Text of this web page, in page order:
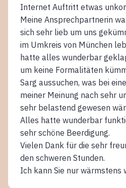
Internet Auftritt etwas
Meine Ansprechpartnerin
sich sehr lieb um uns
im Umkreis von München
hatte alles wunderbar
um keine Formalitäten
Sarg aussuchen, was bei
meiner Meinung nach sehr
sehr belastend gewesen
Alles hatte wunderbar
sehr schöne Beerdigung.
Vielen Dank für die sehr
den schweren Stunden.
Ich kann Sie nur wärmstens